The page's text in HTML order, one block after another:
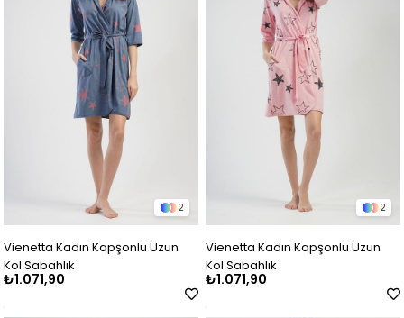
2
Vienetta Kadın Kapşonlu Uzun
Kol Sabahlık
₺1.071,90
2
Vienetta Kadın Kapşonlu Uzun
Kol Sabahlık
₺1.071,90